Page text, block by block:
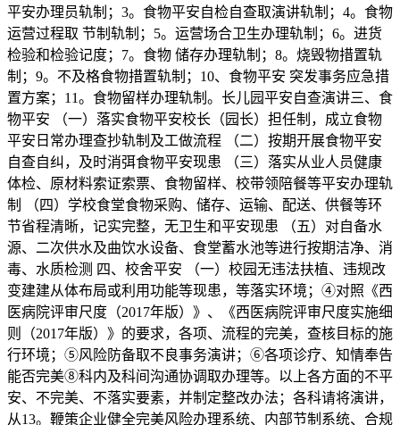
平安办理员轨制；3。食物平安自检自查取演讲轨制；4。食物
运营过程取 节制轨制；5。运营场合卫生办理轨制；6。进货
检验和检验记度；7。食物 储存办理轨制；8。烧毁物措置轨
制；9。不及格食物措置轨制；10、食物平安 突发事务应急措
置方案；11。食物留样办理轨制。长儿园平安自查演讲三、食
物平安 （一）落实食物平安校长（园长）担任制，成立食物
平安日常办理查抄轨制及工做流程 （二）按期开展食物平安
自查自纠，及时消弭食物平安现患 （三）落实从业人员健康
体检、原材料索证索票、食物留样、校带领陪餐等平安办理轨
制 （四）学校食堂食物采购、储存、运输、配送、供餐等环
节省程清晰，记实完整，无卫生和平安现患 （五）对自备水
源、二次供水及曲饮水设备、食堂蓄水池等进行按期洁净、消
毒、水质检测 四、校舍平安 （一）校园无违法扶植、违规改
变建建从体布局或利用功能等现患，等落实环境；④对照《西
医病院评审尺度（2017年版）》、《西医病院评审尺度实施细
则（2017年版）》的要求，各项、流程的完美，查核目标的施
行环境；⑤风险防备取不良事务演讲；⑥各项诊疗、知情奉告
能否完美⑧科内及科间沟通协调取办理等。以上各方面的不平
安、不完美、不落实要素，并制定整改办法；各科请将演讲，
从13。鞭策企业健全完美风险办理系统、内部节制系统、合规